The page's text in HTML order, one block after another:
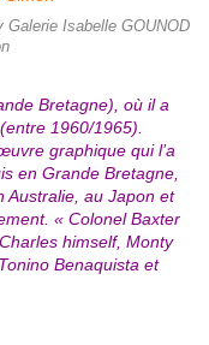
Isabelle GOUNOD
Bretagne), où il a
1960/1965).
graphique qui l’a
en Grande Bretagne,
Australie, au Japon et
« Colonel Baxter
himself, Monty
Benaquista et